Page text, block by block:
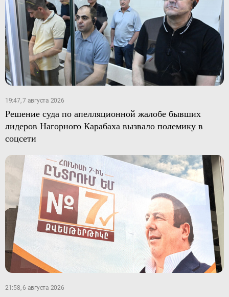
19:47, 7 августа 2026
Решение суда по апелляционной жалобе бывших
лидеров Нагорного Карабаха вызвало полемику в
соцсети
21:58, 6 августа 2026